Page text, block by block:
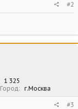
#2
1 325
Город г.Москва
#3